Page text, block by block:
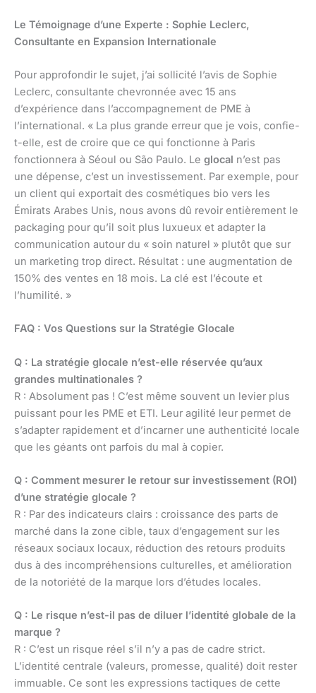
Le Témoignage d’une Experte : Sophie Leclerc,
Consultante en Expansion Internationale
Pour approfondir le sujet, j’ai sollicité l’avis de Sophie
Leclerc, consultante chevronnée avec 15 ans
d’expérience dans l’accompagnement de PME à
l’international. « La plus grande erreur que je vois, confie-
t-elle, est de croire que ce qui fonctionne à Paris
fonctionnera à Séoul ou São Paulo. Le glocal n’est pas
une dépense, c’est un investissement. Par exemple, pour
un client qui exportait des cosmétiques bio vers les
Émirats Arabes Unis, nous avons dû revoir entièrement le
packaging pour qu’il soit plus luxueux et adapter la
communication autour du « soin naturel » plutôt que sur
un marketing trop direct. Résultat : une augmentation de
150% des ventes en 18 mois. La clé est l’écoute et
l’humilité. »
FAQ : Vos Questions sur la Stratégie Glocale
Q : La stratégie glocale n’est-elle réservée qu’aux
grandes multinationales ?
R : Absolument pas ! C’est même souvent un levier plus
puissant pour les PME et ETI. Leur agilité leur permet de
s’adapter rapidement et d’incarner une authenticité locale
que les géants ont parfois du mal à copier.
Q : Comment mesurer le retour sur investissement (ROI)
d’une stratégie glocale ?
R : Par des indicateurs clairs : croissance des parts de
marché dans la zone cible, taux d’engagement sur les
réseaux sociaux locaux, réduction des retours produits
dus à des incompréhensions culturelles, et amélioration
de la notoriété de la marque lors d’études locales.
Q : Le risque n’est-il pas de diluer l’identité globale de la
marque ?
R : C’est un risque réel s’il n’y a pas de cadre strict.
L’identité centrale (valeurs, promesse, qualité) doit rester
immuable. Ce sont les expressions tactiques de cette